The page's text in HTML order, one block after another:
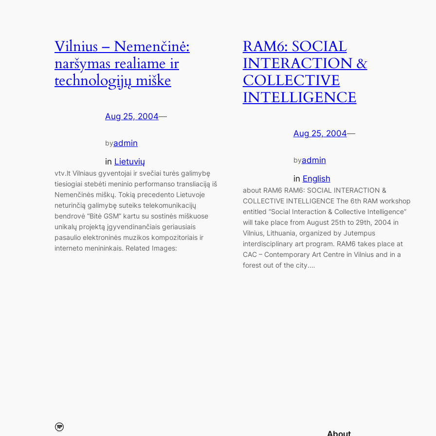
Vilnius – Nemenčinė:
naršymas realiame ir
technologijų miške
Aug 25, 2004—
byadmin
in Lietuvių
vtv.lt Vilniaus gyventojai ir svečiai turės galimybę
tiesiogiai stebėti meninio performanso transliaciją iš
Nemenčinės miškų. Tokią precedento Lietuvoje
neturinčią galimybę suteiks telekomunikacijų
bendrovė “Bitė GSM” kartu su sostinės miškuose
unikalų projektą įgyvendinančiais geriausiais
pasaulio elektroninės muzikos kompozitoriais ir
interneto menininkais. Related Images:
RAM6: SOCIAL
INTERACTION &
COLLECTIVE
INTELLIGENCE
Aug 25, 2004—
byadmin
in English
about RAM6 RAM6: SOCIAL INTERACTION &
COLLECTIVE INTELLIGENCE The 6th RAM workshop
entitled “Social Interaction & Collective Intelligence”
will take place from August 25th to 29th, 2004 in
Vilnius, Lithuania, organized by Jutempus
interdisciplinary art program. RAM6 takes place at
CAC – Contemporary Art Centre in Vilnius and in a
forest out of the city.…